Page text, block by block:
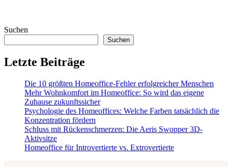
Suchen
Suchen
Letzte Beiträge
Die 10 größten Homeoffice-Fehler erfolgreicher Menschen
Mehr Wohnkomfort im Homeoffice: So wird das eigene
Zuhause zukunftssicher
Psychologie des Homeoffices: Welche Farben tatsächlich die
Konzentration fördern
Schluss mit Rückenschmerzen: Die Aeris Swopper 3D-
Aktivsitze
Homeoffice für Introvertierte vs. Extrovertierte